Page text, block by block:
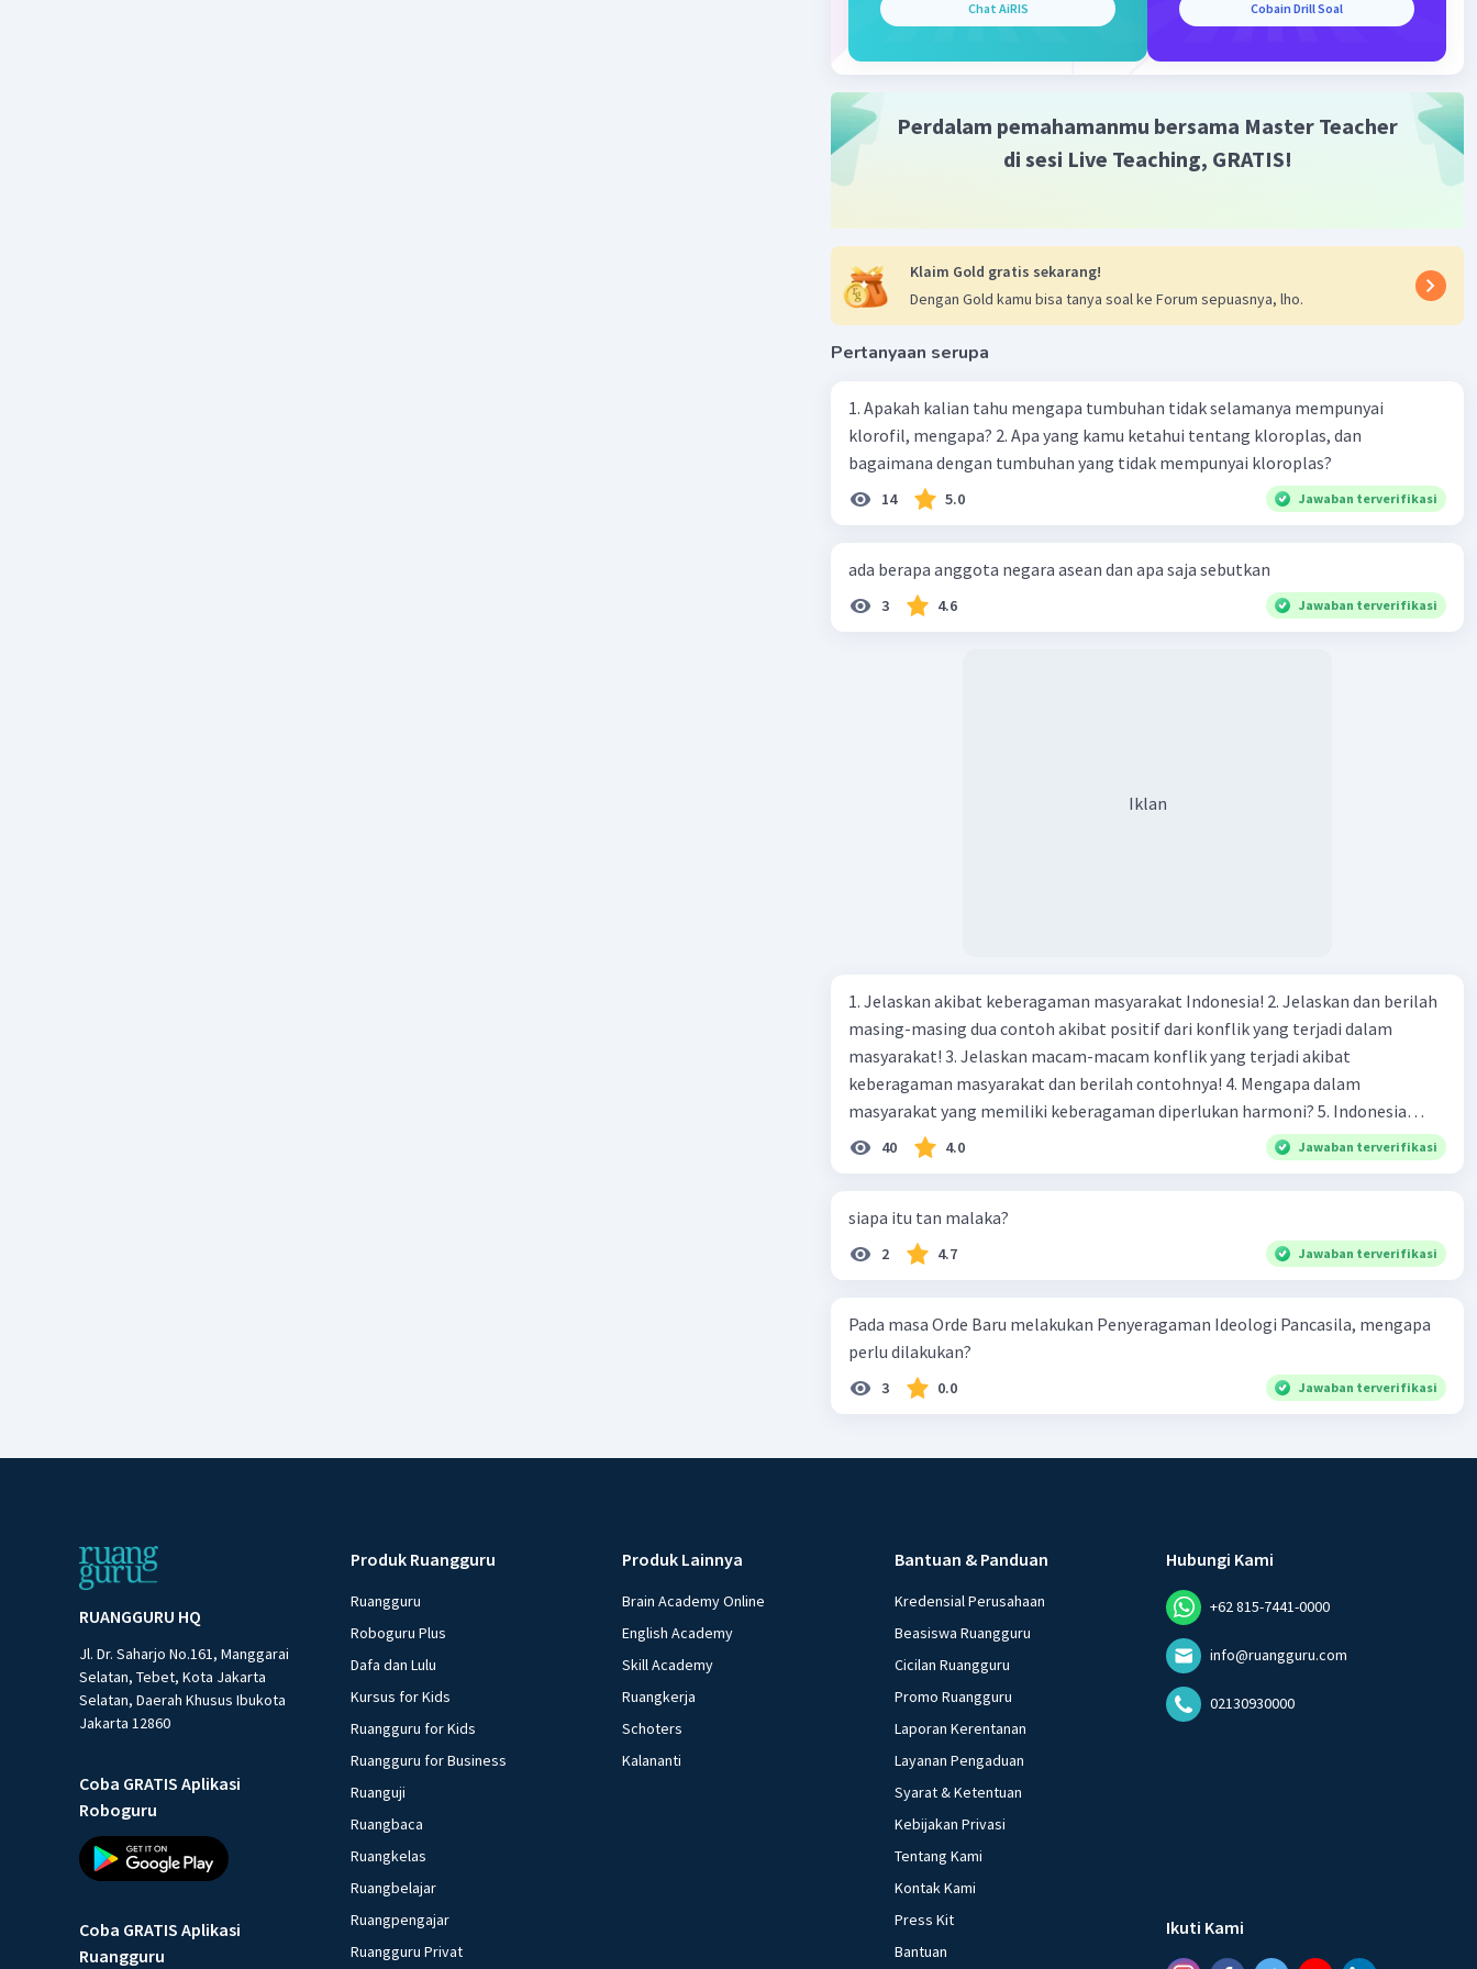
Chat AiRIS Cobain Drill Soal
Perdalam pemahamanmu bersama Master Teacher
di sesi Live Teaching, GRATIS!
Klaim Gold gratis sekarang!
Dengan Gold kamu bisa tanya soal ke Forum sepuasnya, lho.
Pertanyaan serupa
1. Apakah kalian tahu mengapa tumbuhan tidak selamanya mempunyai
klorofil, mengapa? 2. Apa yang kamu ketahui tentang kloroplas, dan
bagaimana dengan tumbuhan yang tidak mempunyai kloroplas?
14 5.0 Jawaban terverifikasi
ada berapa anggota negara asean dan apa saja sebutkan
3 4.6 Jawaban terverifikasi
Iklan
1. Jelaskan akibat keberagaman masyarakat Indonesia! 2. Jelaskan dan berilah
masing-masing dua contoh akibat positif dari konflik yang terjadi dalam
masyarakat! 3. Jelaskan macam-macam konflik yang terjadi akibat
keberagaman masyarakat dan berilah contohnya! 4. Mengapa dalam
masyarakat yang memiliki keberagaman diperlukan harmoni? 5. Indonesia
merupakan negara yang kaya akan keberagaman baik dilihat dari agama, suku,
ras, bahasa, dan budaya. Berdasarkan pernyataan tersebut, apa yang dapat
40 4.0 Jawaban terverifikasi
siapa itu tan malaka?
2 4.7 Jawaban terverifikasi
Pada masa Orde Baru melakukan Penyeragaman Ideologi Pancasila, mengapa
perlu dilakukan?
3 0.0 Jawaban terverifikasi
RUANGGURU HQ
Jl. Dr. Saharjo No.161, Manggarai
Selatan, Tebet, Kota Jakarta
Selatan, Daerah Khusus Ibukota
Jakarta 12860
Coba GRATIS Aplikasi
Roboguru
Coba GRATIS Aplikasi
Ruangguru
Produk Ruangguru
Ruangguru
Roboguru Plus
Dafa dan Lulu
Kursus for Kids
Ruangguru for Kids
Ruangguru for Business
Ruanguji
Ruangbaca
Ruangkelas
Ruangbelajar
Ruangpengajar
Ruangguru Privat
Produk Lainnya
Brain Academy Online
English Academy
Skill Academy
Ruangkerja
Schoters
Kalananti
Bantuan & Panduan
Kredensial Perusahaan
Beasiswa Ruangguru
Cicilan Ruangguru
Promo Ruangguru
Laporan Kerentanan
Layanan Pengaduan
Syarat & Ketentuan
Kebijakan Privasi
Tentang Kami
Kontak Kami
Press Kit
Bantuan
Hubungi Kami
+62 815-7441-0000
info@ruangguru.com
02130930000
Ikuti Kami